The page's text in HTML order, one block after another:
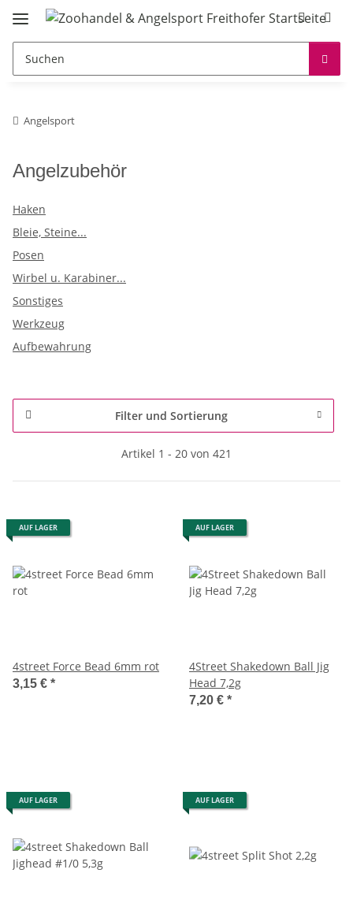
Angelsport
Angelzubehör
Haken
Bleie, Steine...
Posen
Wirbel u. Karabiner...
Sonstiges
Werkzeug
Aufbewahrung
Filter und Sortierung
Artikel 1 - 20 von 421
AUF LAGER
4street Force Bead 6mm rot
3,15 € *
AUF LAGER
4Street Shakedown Ball Jig
Head 7,2g
7,20 € *
AUF LAGER AUF LAGER